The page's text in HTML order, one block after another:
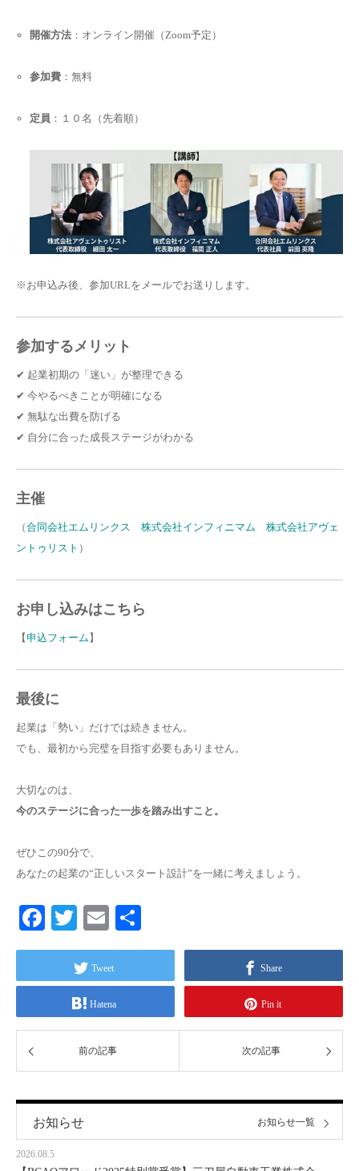
開催方法：オンライン開催（Zoom予定）
参加費：無料
定員 ：１０名（先着順）
※お申込み後、参加URLをメールでお送りします。
参加するメリット
✔ 起業初期の「迷い」が整理できる
✔ 今やるべきことが明確になる
✔ 無駄な出費を防げる
✔ 自分に合った成長ステージがわかる
主催
（合同会社エムリンクス 株式会社インフィニマム
株式会社アヴェ
ントゥリスト ）
お申し込みはこちら
【申込フォーム 】
最後に
起業は「勢い」だけでは続きません。
でも、最初から完璧を目指す必要もありません。
大切なのは、
今のステージに合った一歩を踏み出すこと。
ぜひこの90分で、
あなたの起業の“正しいスタート設計”を一緒に考えましょう。
Facebook
TwitterEmail
有
Tweet Share
Hatena Pin it
前の記事 次の記事
お知らせ
2026.08.5
お知らせ一覧